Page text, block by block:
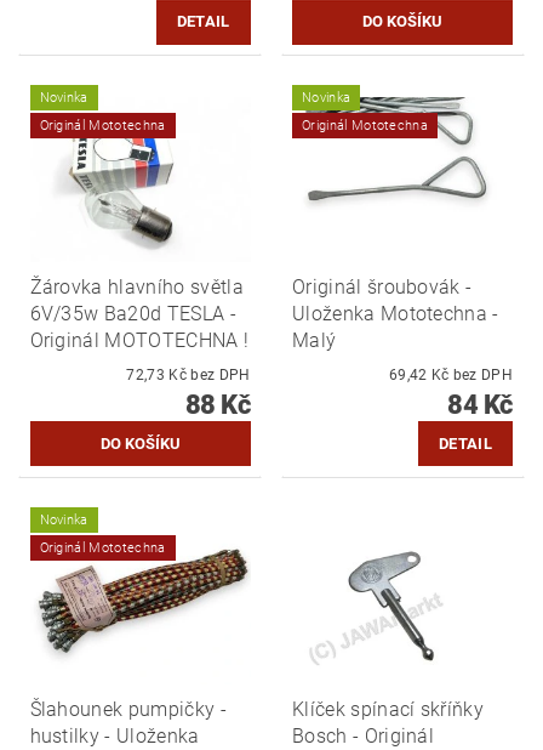
DETAIL
Novinka
Originál Mototechna
Žárovka hlavního světla
6V/35w Ba20d TESLA -
Originál MOTOTECHNA !
72,73 Kč bez DPH
88 Kč
Novinka
Originál Mototechna
Originál šroubovák -
Uloženka Mototechna -
Malý
69,42 Kč bez DPH
84 Kč
DETAIL
Novinka
Originál Mototechna
Šlahounek pumpičky -
hustilky - Uloženka
Klíček spínací skříňky
Bosch - Originál